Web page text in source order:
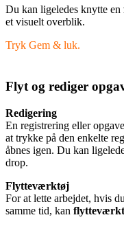
Du kan ligeledes knytte en
et visuelt overblik.
Tryk Gem & luk.
Flyt og rediger
Redigering
En registrering eller
at trykke på den enkelte
åbnes igen. Du kan
drop.
Flytteværktøj
For at lette arbejdet, hvis
samme tid, kan